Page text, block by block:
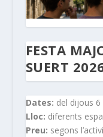
FESTA
SUERT
Dates: del dijous 6
Lloc: diferents
Preu: segons